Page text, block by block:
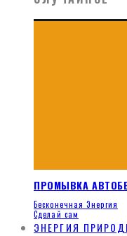
ПРОМЫВКА
Бесконечная Энергия
Сделай сам
ЭНЕРГИЯ